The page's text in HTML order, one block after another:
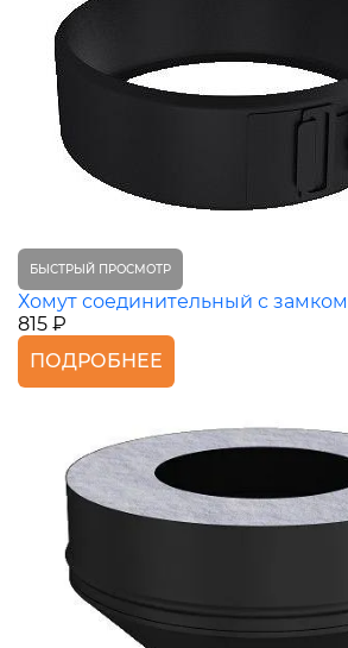
БЫСТРЫЙ ПРОСМОТР
Хомут соединительный с
815 ₽
ПОДРОБНЕЕ